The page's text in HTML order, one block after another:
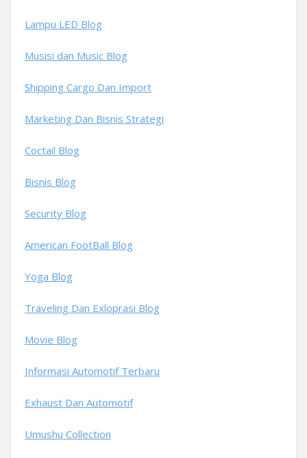
Lampu LED Blog
Musisi dan Music Blog
Shipping Cargo Dan Import
Marketing Dan Bisnis Strategi
Coctail Blog
Bisnis Blog
Security Blog
American FootBall Blog
Yoga Blog
Traveling Dan Exloprasi Blog
Movie Blog
Informasi Automotif Terbaru
Exhaust Dan Automotif
Umushu Collection